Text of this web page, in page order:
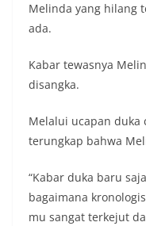
Melinda yang hilang
ada.
Kabar tewasnya
disangka.
Melalui ucapan duka
terungkap bahwa
“Kabar duka baru
bagaimana
mu sangat terkejut